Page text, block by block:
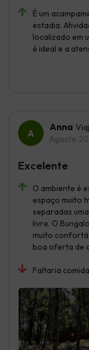
É um
estadia.
localizado em
é ideal e a
Anna
Agosto
O ambiente é
espaço muito
separadas
livre. O
muito
boa oferta de
Faltaria
Excelente